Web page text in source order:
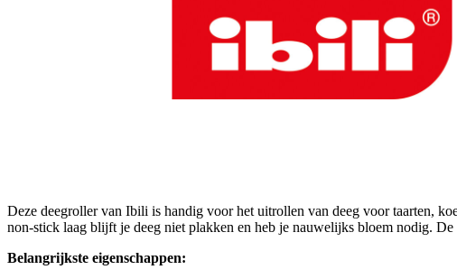
Deze deegroller van Ibili is handig voor het uitrollen van deeg voor taarten,
non-stick laag blijft je deeg niet plakken en heb je nauwelijks bloem nodig.
Belangrijkste eigenschappen: